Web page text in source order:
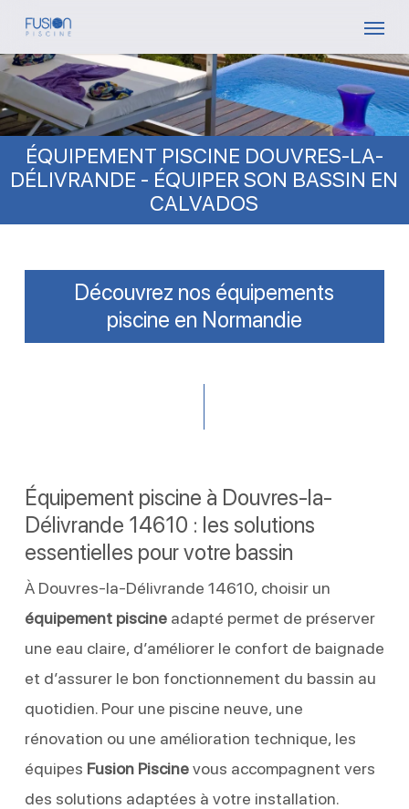
Skip
main
content
ÉQUIPEMENT PISCINE DOUVRES-LA-
DÉLIVRANDE - ÉQUIPER SON BASSIN EN
CALVADOS
Découvrez nos équipements
piscine en Normandie
Équipement piscine à Douvres-la-
Délivrande 14610 : les solutions
essentielles pour votre bassin
À Douvres-la-Délivrande 14610, choisir un
équipement piscineadapté permet de préserver
une eau claire, d’améliorer le confort de baignade
et d’assurer le bon fonctionnement du bassin au
quotidien. Pour une piscine neuve, une
rénovation ou une amélioration technique, les
équipes Fusion Piscinevous accompagnent vers
des solutions adaptées à votre installation.